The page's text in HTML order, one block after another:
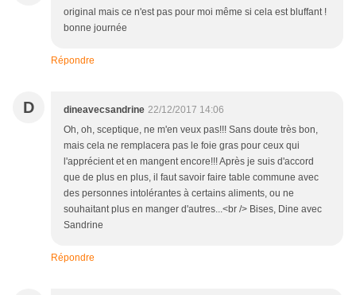
original mais ce n'est pas pour moi même si cela est bluffant !
bonne journée
Répondre
D dineavecsandrine 22/12/2017 14:06
Oh, oh, sceptique, ne m'en veux pas!!! Sans doute très bon,
mais cela ne remplacera pas le foie gras pour ceux qui
l'apprécient et en mangent encore!!! Après je suis d'accord
que de plus en plus, il faut savoir faire table commune avec
des personnes intolérantes à certains aliments, ou ne
souhaitant plus en manger d'autres...<br /> Bises, Dine avec
Sandrine
Répondre